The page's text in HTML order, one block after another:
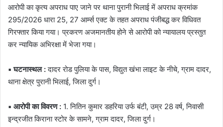
आरोपी का कृत्य अपराध पाए जाने पर थाना पुरानी भिलाई में अपराध क्रमांक
295/2026 धारा 25, 27 आर्म्स एक्ट के तहत अपराध पंजीबद्ध कर विधिवत
गिरफ्तार किया गया। प्रकरण अजमानतीय होने से आरोपी को न्यायालय प्रस्तुत
कर न्यायिक अभिरक्षा में भेजा गया।
▪️ घटनास्थल :दादर रोड पुलिया के पास, विद्युत खंभा लाइट के नीचे, ग्राम दादर,
थाना क्षेत्र पुरानी भिलाई, जिला दुर्ग।
▪️ आरोपी का विवरण : 1. नितिन कुमार डहरिया उर्फ बंटी, उम्र 28 वर्ष, निवासी
इन्द्रजीत किराना स्टोर के सामने, ग्राम दादर, जिला दुर्ग।